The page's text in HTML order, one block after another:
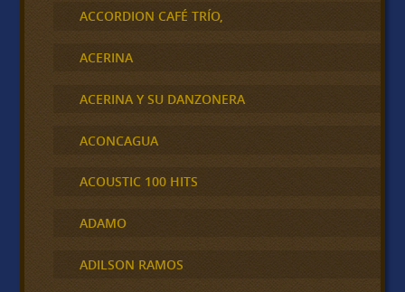
ACCORDION CAFÉ TRÍO,
ACERINA
ACERINA Y SU DANZONERA
ACONCAGUA
ACOUSTIC 100 HITS
ADAMO
ADILSON RAMOS